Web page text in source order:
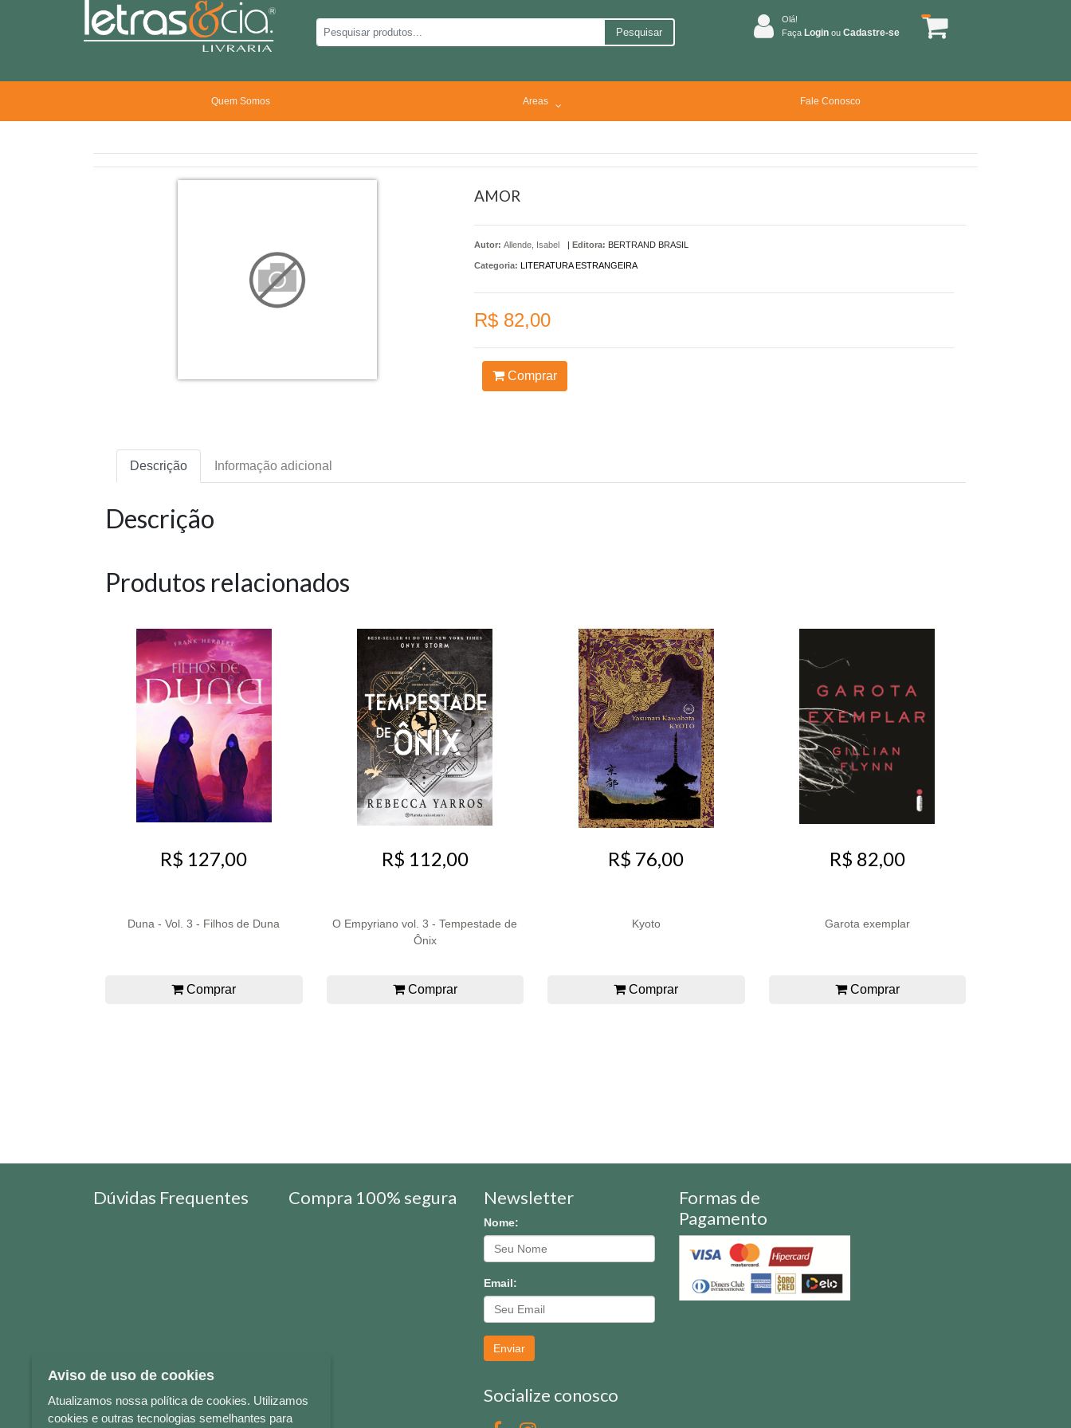
Pesquisar
Olá!
Faça Login ou Cadastre-se
Quem Somos Areas Fale Conosco
AMOR
Autor: Allende, Isabel | Editora: BERTRAND BRASIL
Categoria: LITERATURA ESTRANGEIRA
R$ 82,00
Comprar
Descrição Informação adicional
Descrição
Produtos relacionados
R$ 127,00
Duna - Vol. 3 - Filhos de Duna
Comprar
R$ 112,00
O Empyriano vol. 3 - Tempestade de
Ônix
Comprar
R$ 76,00
Kyoto
Comprar
R$ 82,00
Garota exemplar
Comprar
Dúvidas Frequentes Compra 100% segura Newsletter
Nome:
Email:
Enviar
Socialize conosco
Formas de
Pagamento
Aviso de uso de cookies
Atualizamos nossa política de cookies. Utilizamos
cookies e outras tecnologias semelhantes para